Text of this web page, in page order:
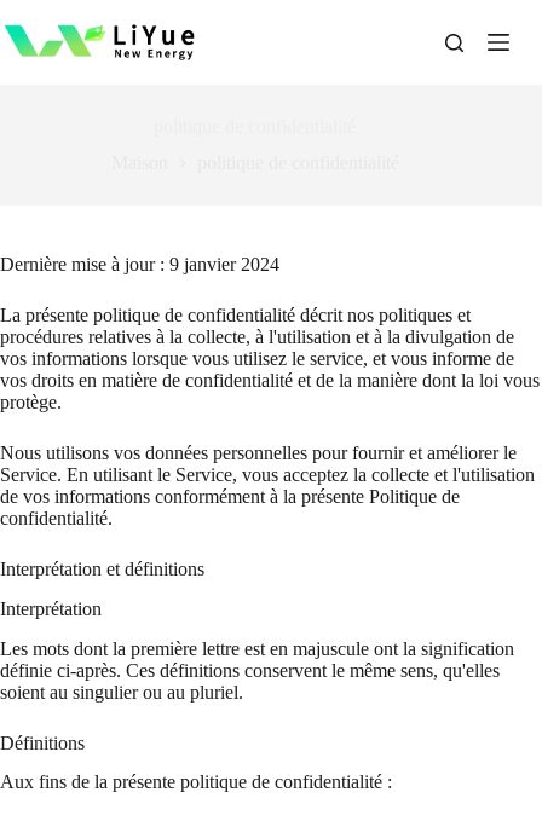
au
contenu
Dernière mise à jour : 9 janvier 2024
La présente politique de confidentialité décrit nos politiques et
procédures relatives à la collecte, à l'utilisation et à la divulgation de
vos informations lorsque vous utilisez le service, et vous informe de
vos droits en matière de confidentialité et de la manière dont la loi vous
protège.
Nous utilisons vos données personnelles pour fournir et améliorer le
Service. En utilisant le Service, vous acceptez la collecte et l'utilisation
de vos informations conformément à la présente Politique de
confidentialité.
Interprétation et définitions
Interprétation
Les mots dont la première lettre est en majuscule ont la signification
définie ci-après. Ces définitions conservent le même sens, qu'elles
soient au singulier ou au pluriel.
Définitions
Aux fins de la présente politique de confidentialité :